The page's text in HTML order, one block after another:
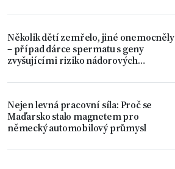
Několik dětí zemřelo, jiné onemocněly
– případ dárce spermatu s geny
zvyšujícími riziko nádorových
Nejen levná pracovní síla: Proč se
Maďarsko stalo magnetem pro
německý automobilový průmysl